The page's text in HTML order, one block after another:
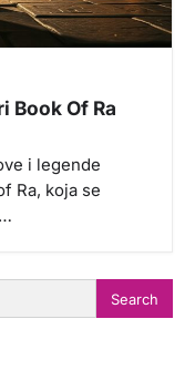
Book Of Ra
i legende
Ra, koja se